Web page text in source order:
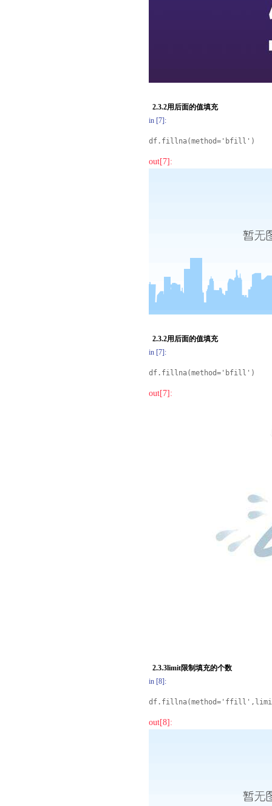
2.3.2用后面的值填充
in [7]:
df.fillna(method='bfill')
out[7]:
2.3.2用后面的值填充
in [7]:
df.fillna(method='bfill')
out[7]:
2.3.3limit限制填充的个数
in [8]:
out[8]: